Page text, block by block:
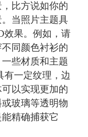
比方说如你的
当照片主题具
效果。例如，请
同颜色衬衫的
些材质和主题
有一定纹理，边
以实现更加的
玻璃等透明物
精确捕获它